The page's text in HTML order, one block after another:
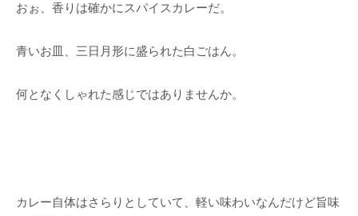
おぉ、香りは確かにスパイスカレーだ。
青いお皿、三日月形に盛られた白ごはん。
何となくしゃれた感じではありませんか。
カレー自体はさらりとしていて、軽い味わいなんだけど旨味